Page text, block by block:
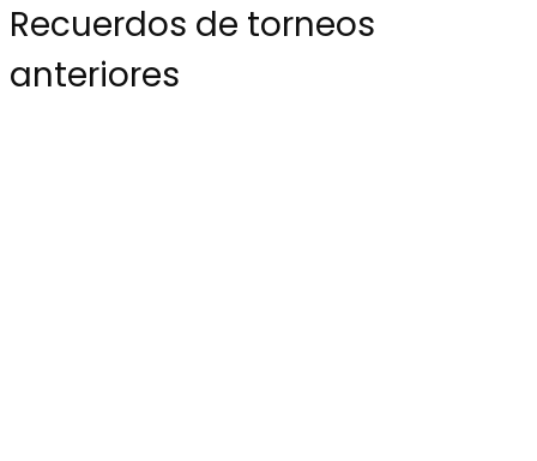
Recuerdos de torneos
anteriores